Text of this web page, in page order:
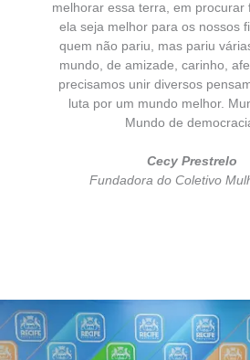
melhorar essa terra, em procurar
ela seja melhor para os nossos
quem não pariu, mas pariu
mundo, de amizade, carinho,
precisamos unir diversos
luta por um mundo melhor.
Mundo de
Cecy Prestrelo
Fundadora do Coletivo